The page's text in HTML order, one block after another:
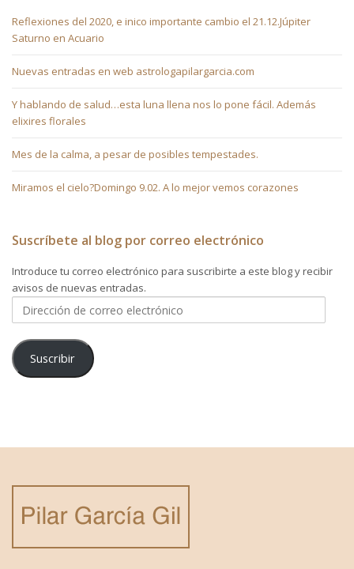
Reflexiones del 2020, e inico importante cambio el 21.12.Júpiter
Saturno en Acuario
Nuevas entradas en web astrologapilargarcia.com
Y hablando de salud…esta luna llena nos lo pone fácil. Además
elixires florales
Mes de la calma, a pesar de posibles tempestades.
Miramos el cielo?Domingo 9.02. A lo mejor vemos corazones
Suscríbete al blog por correo electrónico
Introduce tu correo electrónico para suscribirte a este blog y recibir
avisos de nuevas entradas.
Dirección
de
correo
electrónico
Suscribir